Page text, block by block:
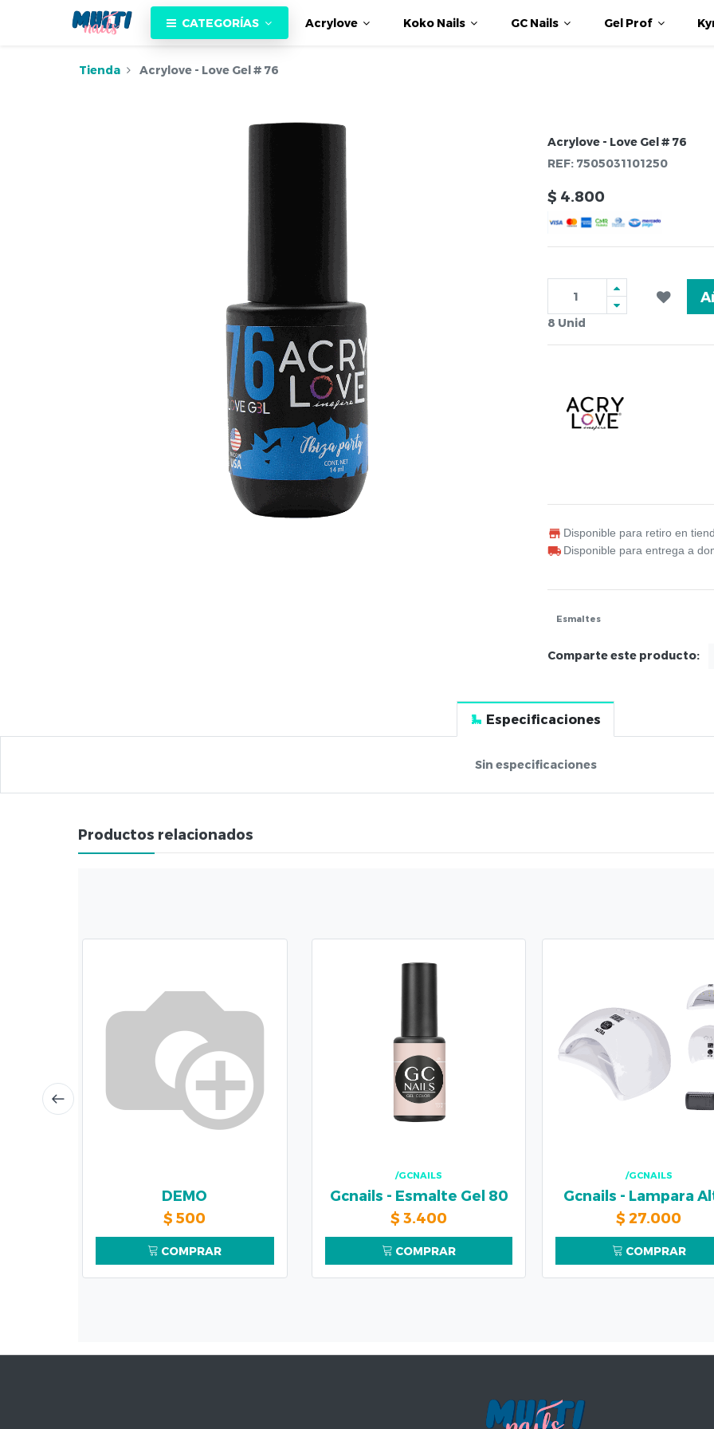
CATEGORÍAS Acrylove Koko Nails GC Nails Gel Prof
Tienda Acrylove - Love Gel # 76
Acrylove - Love Gel # 76
REF: 7505031101250
$ 4.800
8 Unid
Disponible para retiro en
Disponible para entrega a
Esmaltes
Comparte este producto:
Especificaciones
Sin especificaciones
Productos relacionados
DEMO
$ 500
COMPRAR
/GCNAILS
Gcnails - Esmalte Gel 80
$3.400
COMPRAR
/GCNAILS
Gcnails - Lampara
$27.000
COMPRAR